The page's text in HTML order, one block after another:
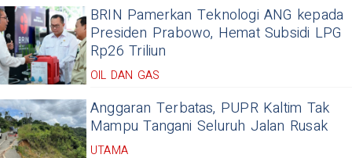
BRIN Pamerkan Teknologi ANG kepada
Presiden Prabowo, Hemat Subsidi LPG
Rp26 Triliun
OIL DAN GAS
Anggaran Terbatas, PUPR Kaltim Tak
Mampu Tangani Seluruh Jalan Rusak
UTAMA